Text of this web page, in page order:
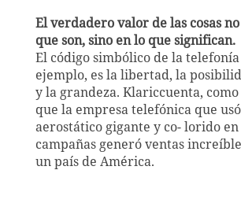
El verdadero valor de las cosas
que son, sino en lo que significan.
El código simbólico de la
ejemplo, es la libertad, la
y la grandeza. Klariccuenta,
que la empresa telefónica que
aerostático gigante y co- lorido en
campañas generó ventas
un país de América.